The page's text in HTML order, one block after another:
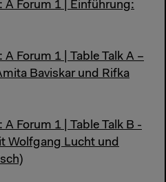
Forum 1 | Einführung:
Forum 1 | Table Talk A –
Baviskar und Rifka
Forum 1 | Table Talk B -
Wolfgang Lucht und